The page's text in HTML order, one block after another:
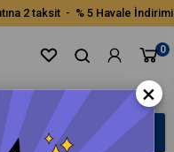
2 taksit - % 5 Havale İndirimi
0
×